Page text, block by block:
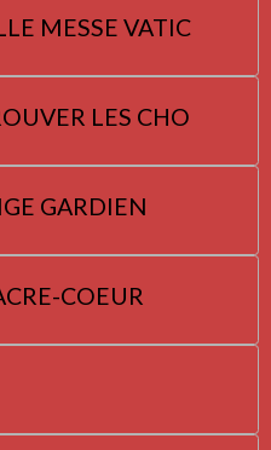
MESSE VATIC
LES CHO
GARDIEN
COEUR